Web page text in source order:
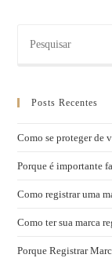
Posts Recentes
Como se proteger de
Porque é importante
Como registrar uma
Como ter sua marca
Porque Registrar